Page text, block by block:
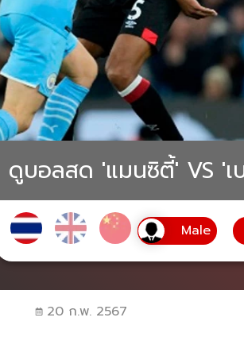
ดูบอลสด 'แมนซิตี้' VS '
20 ก.พ. 2567